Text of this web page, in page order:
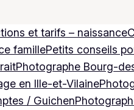
et tarifs – naissance
famillePetits conseils
Photographe Bourg-
en Ille-et-Vilaine
/ Guichen